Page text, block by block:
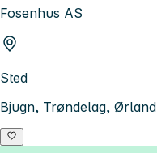
Fosenhus AS
Sted
Bjugn, Trøndelag, Ørland